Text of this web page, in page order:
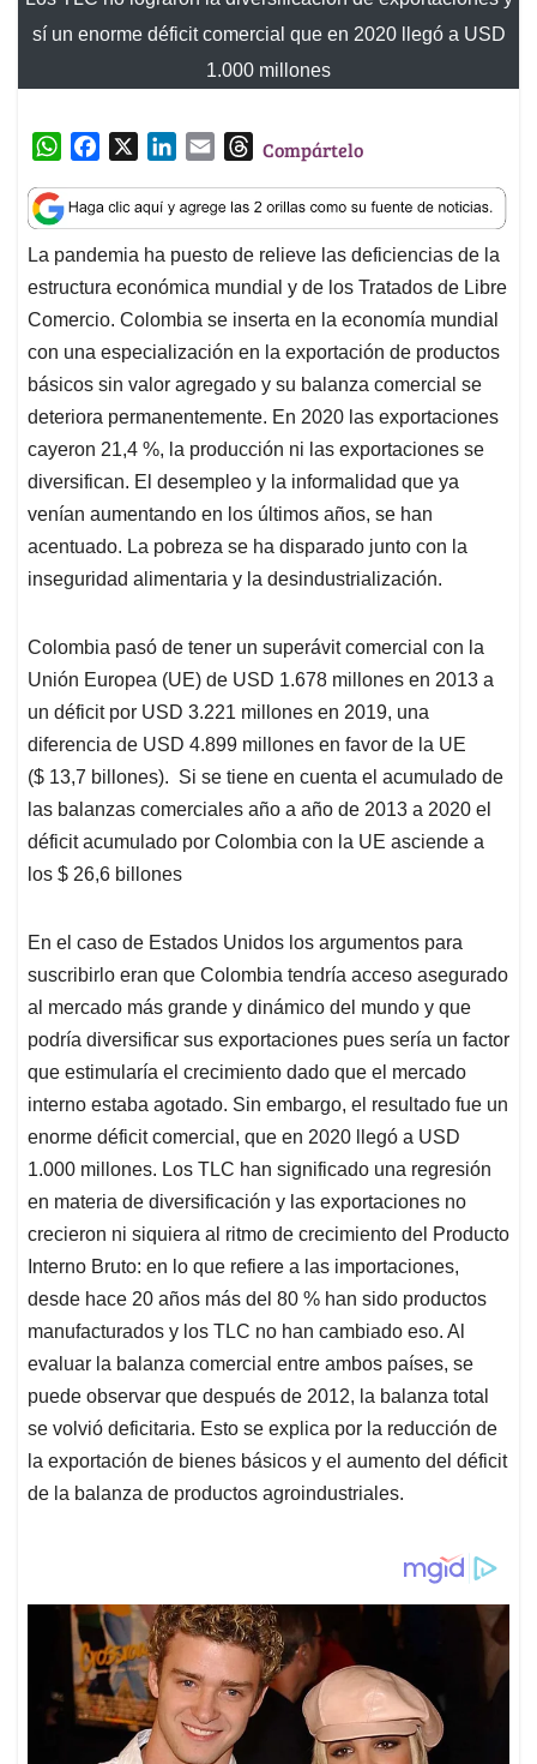
t
s
e
b
k
e
n
i
l
e
a
d
La pandemia ha puesto de relieve las deficiencias de la
estructura económica mundial y de los Tratados de Libre
con una especialización en la exportación de productos
básicos sin valor agregado y su balanza comercial se
deteriora permanentemente. En 2020 las exportaciones
cayeron 21,4 %, la producción ni las exportaciones se
diversifican. El desempleo y la informalidad que ya
venían aumentando en los últimos años, se han
acentuado. La pobreza se ha disparado junto con la
inseguridad alimentaria y la desindustrialización.
Colombia pasó de tener un superávit comercial con la
Unión Europea (UE) de USD 1.678 millones en 2013 a
un déficit por USD 3.221 millones en 2019, una
diferencia de USD 4.899 millones en favor de la UE
($ 13,7 billones). Si se tiene en cuenta el acumulado de
las balanzas comerciales año a año de 2013 a 2020 el
los $ 26,6 billones
En el caso de Estados Unidos los argumentos para
suscribirlo eran que Colombia tendría acceso asegurado
al mercado más grande y dinámico del mundo y que
podría diversificar sus exportaciones pues sería un factor
que estimularía el crecimiento dado que el mercado
interno estaba agotado. Sin embargo, el resultado fue un
1.000 millones. Los TLC han significado una regresión
en materia de diversificación y las exportaciones no
crecieron ni siquiera al ritmo de crecimiento del Producto
Interno Bruto: en lo que refiere a las importaciones,
desde hace 20 años más del 80 % han sido productos
manufacturados y los TLC no han cambiado eso. Al
evaluar la balanza comercial entre ambos países, se
puede observar que después de 2012, la balanza total
se volvió deficitaria. Esto se explica por la reducción de
la exportación de bienes básicos y el aumento del déficit
de la balanza de productos agroindustriales.